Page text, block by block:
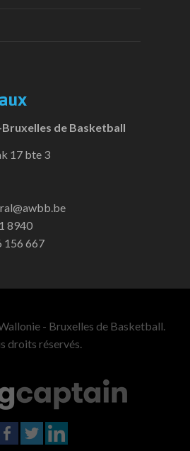
de Basketball
17 bte 3
8940
156 667
- Bruxelles de Basketball.
droits réservés.